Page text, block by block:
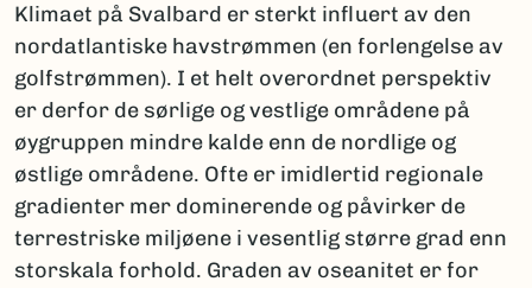
Klimaet på Svalbard er sterkt influert av den
nordatlantiske havstrømmen (en forlengelse av
golfstrømmen). I et helt overordnet perspektiv
er derfor de sørlige og vestlige områdene på
øygruppen mindre kalde enn de nordlige og
østlige områdene. Ofte er imidlertid regionale
gradienter mer dominerende og påvirker de
terrestriske miljøene i vesentlig større grad enn
storskala forhold. Graden av oseanitet er for